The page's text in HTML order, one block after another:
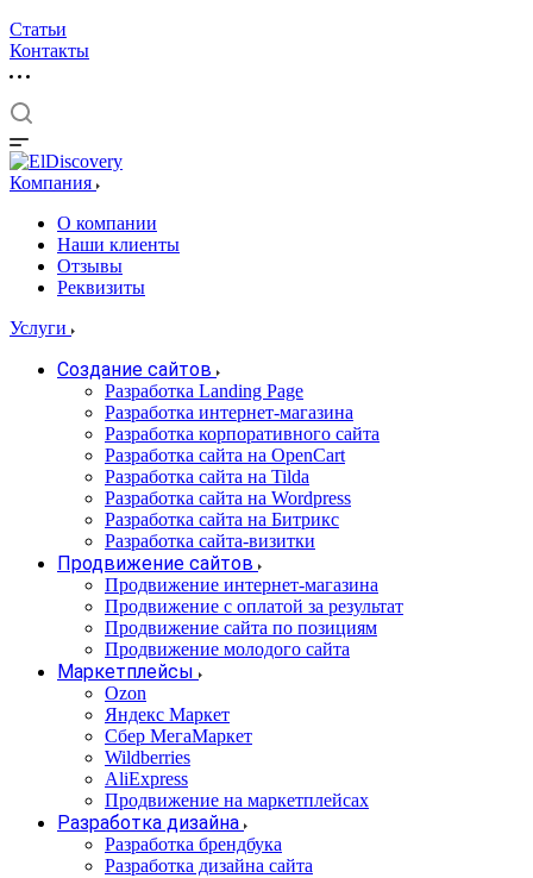
Статьи
Контакты
Компания
О компании
Наши клиенты
Отзывы
Реквизиты
Услуги
Создание сайтов
Разработка Landing Page
Разработка интернет-магазина
Разработка корпоративного сайта
Разработка сайта на OpenCart
Разработка сайта на Tilda
Разработка сайта на Wordpress
Разработка сайта на Битрикс
Разработка сайта-визитки
Продвижение сайтов
Продвижение интернет-магазина
Продвижение с оплатой за результат
Продвижение сайта по позициям
Продвижение молодого сайта
Маркетплейсы
Ozon
Яндекс Маркет
Сбер МегаМаркет
Wildberries
AliExpress
Продвижение на маркетплейсах
Разработка дизайна
Разработка брендбука
Разработка дизайна сайта